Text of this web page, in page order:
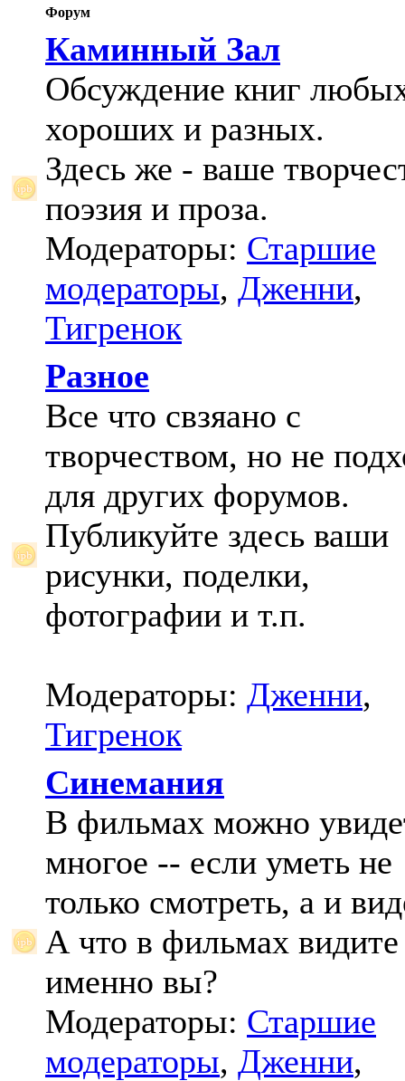
Форум
Каминный Зал
Обсуждение книг
хороших и разных.
Здесь же - ваше
поэзия и проза.
Модераторы: Старшие
модераторы, Дженни,
Тигренок
Разное
Все что свзяано с
творчеством, но не
для других форумов.
Публикуйте здесь ваши
рисунки, поделки,
фотографии и т.п.
Модераторы: Дженни,
Тигренок
Синемания
В фильмах можно
многое -- если уметь не
только смотреть, а и
А что в фильмах видите
именно вы?
Модераторы: Старшие
модераторы, Дженни,